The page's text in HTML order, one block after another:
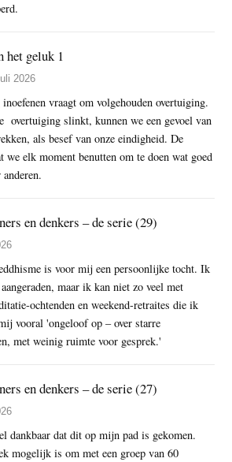
het geluk 1
2026
vraagt om volgehouden overtuiging.
overtuiging slinkt, kunnen we een gevoel van
als besef van onze eindigheid. De
we elk moment benutten om te doen wat goed
en denkers – de serie (29)
is voor mij een persoonlijke tocht. Ik
maar ik kan niet zo veel met
ochtenden en weekend-retraites die ik
vooral 'ongeloof op – over starre
met weinig ruimte voor gesprek.'
en denkers – de serie (27)
dankbaar dat dit op mijn pad is gekomen.
mogelijk is om met een groep van 60